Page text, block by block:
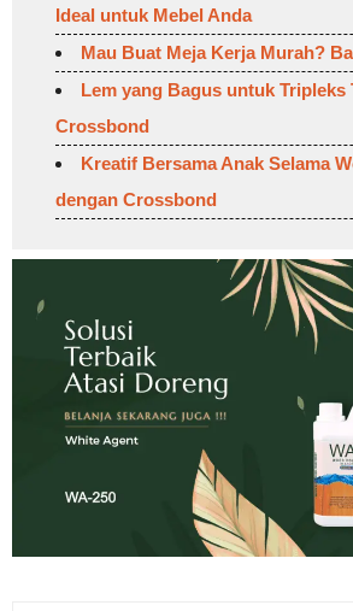
Ideal untuk Mebel Anda
Mau Buat Meja Kerja Murah?
Lem yang Bagus untuk Tripleks
Crossbond
Kreatif Bersama Anak Selama
dengan Crossbond